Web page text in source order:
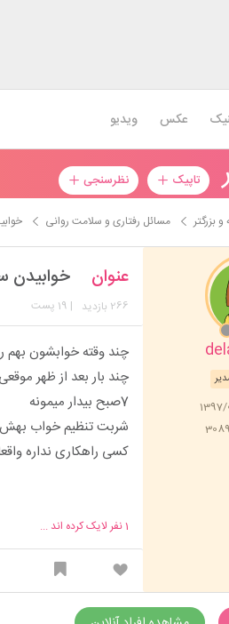
عکس ویدیو
تاپیک نظرسنجی
بزرگتر مسائل رفتاری و سلامت روانی
عنوان خوابیدن
266 بازدید | 19 پست
چند وقته خوابشون بهم ریخته،دختر کوچیکم 6بعد از
7صبح بیدار میمونه
شربت تنظیم خواب بهش
کسی راهکاری نداره
1نفر لایک کرده اند ...